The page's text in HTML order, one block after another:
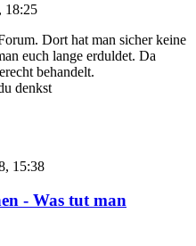
18:25
Dort hat man sicher keine
euch lange erduldet. Da
behandelt.
denkst
15:38
- Was tut man